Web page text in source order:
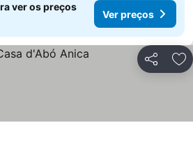
ver os preços
Ver preços
Partilhar